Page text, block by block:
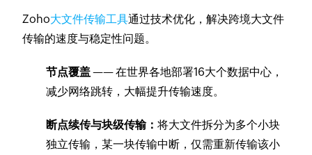
Zoho大文件传输工具通过技术优化，解决跨境大文件
传输的速度与稳定性问题。
节点覆盖—— 在世界各地部署16大个数据中心，
减少网络跳转，大幅提升传输速度。
断点续传与块级传输：将大文件拆分为多个小块
独立传输，某一块传输中断，仅需重新传输该小